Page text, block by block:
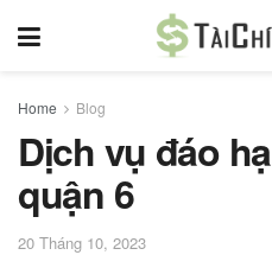
Home Blog
Dịch vụ đáo
quận 6
20 Tháng 10, 2023